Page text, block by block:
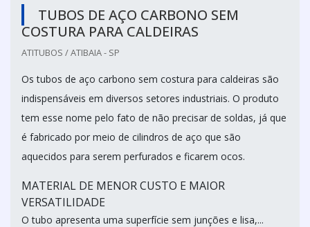
TUBOS DE AÇO CARBONO SEM
COSTURA PARA CALDEIRAS
ATITUBOS / ATIBAIA - SP
Os tubos de aço carbono sem costura para caldeiras são
indispensáveis em diversos setores industriais. O produto
tem esse nome pelo fato de não precisar de soldas, já que
é fabricado por meio de cilindros de aço que são
aquecidos para serem perfurados e ficarem ocos.
MATERIAL DE MENOR CUSTO E MAIOR
VERSATILIDADE
O tubo apresenta uma superfície sem junções e lisa,...